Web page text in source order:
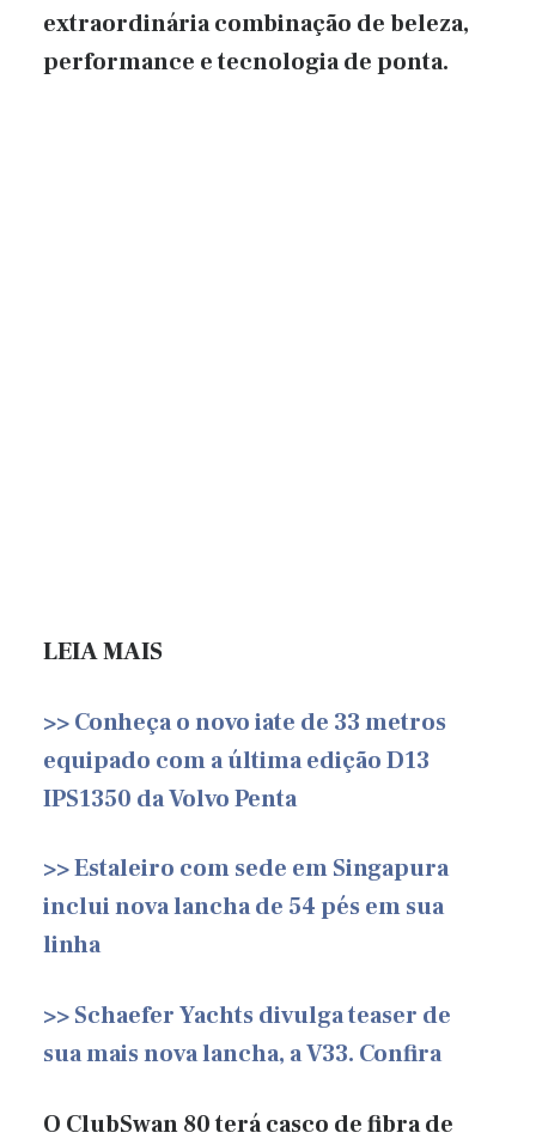
extraordinária combinação de beleza,
performance e tecnologia de ponta.
LEIA MAIS
>> Conheça o novo iate de 33 metros
equipado com a última edição D13
IPS1350 da Volvo Penta
>> Estaleiro com sede em Singapura
inclui nova lancha de 54 pés em sua
linha
>> Schaefer Yachts divulga teaser de
sua mais nova lancha, a V33. Confira
O ClubSwan 80 terá casco de fibra de